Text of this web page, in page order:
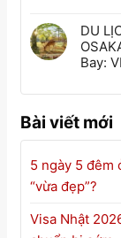
DU
Bay:
Bài viết mới
5 ngày 5 đêm
“vừa đẹp”?
Visa Nhật